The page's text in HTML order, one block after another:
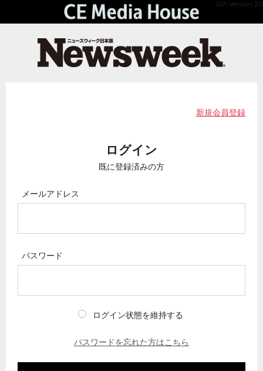
API Version 2.0
新規会員登録
ログイン
既に登録済みの方
メールアドレス
パスワード
ログイン状態を維持する
パスワードを忘れた方はこちら